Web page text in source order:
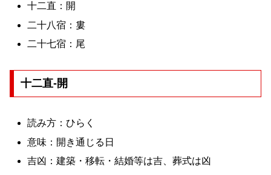
十二直：開
二十八宿：婁
二十七宿：尾
十二直-開
読み方：ひらく
意味：開き通じる日
吉凶：建築・移転・結婚等は吉、葬式は凶